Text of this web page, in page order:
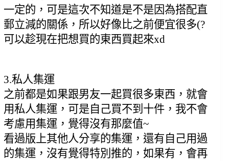
一定的，可是這次不知道是不是因為搭配直
郵立減的關係，所以好像比之前便宜很多(?
可以趁現在把想買的東西買起來xd
3.私人集運
之前都是如果跟男友一起買很多東西，就會
用私人集運，可是自己買不到十件，我不會
考慮用集運，覺得沒有那麼值~
看過版上其他人分享的集運，還有自己用過
的集運，沒有覺得特別推的，如果有，會再